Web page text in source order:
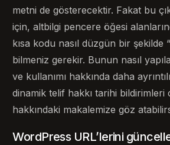
metni de gösterecektir. Fakat bu
için, altbilgi pencere öğesi
kısa kodu nasıl düzgün bir şekilde
bilmeniz gerekir. Bunun nasıl
ve kullanımı hakkında daha
dinamik telif hakkı tarihi bildirimleri
hakkındaki makalemize göz
WordPress URL’lerini